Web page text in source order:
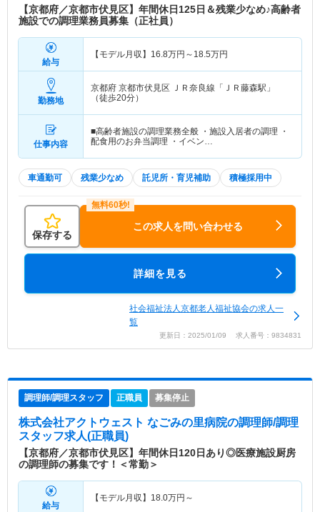
【京都府／京都市伏見区】年間休日125日＆残業少なめ♪高齢者
施設での調理業務員募集（正社員）
給与
【モデル月収】 16.8万円～ 18.5万円
勤務地
京都府 京都市伏見区 ＪＲ奈良線「ＪＲ藤森駅」
（徒歩20分）
仕事内容
■高齢者施設の調理業務全般 ・施設入居者の調理 ・
配食用のお弁当調理 ・イベン…
車通勤可 残業少なめ 託児所・育児補助 積極採用中
保存する
この求人を問い合わせる
詳細を見る
社会福祉法人京都老人福祉協会の求人一
覧
更新日：2025/01/09 求人番号：9834831
調理師/調理スタッフ 正職員 募集停止
株式会社アクトウェスト なごみの里病院の調理師/調理
スタッフ求人(正職員)
【京都府／京都市伏見区】年間休日120日あり◎医療施設厨房
の調理師の募集です！＜常勤＞
給与
【モデル月収】 18.0万円～